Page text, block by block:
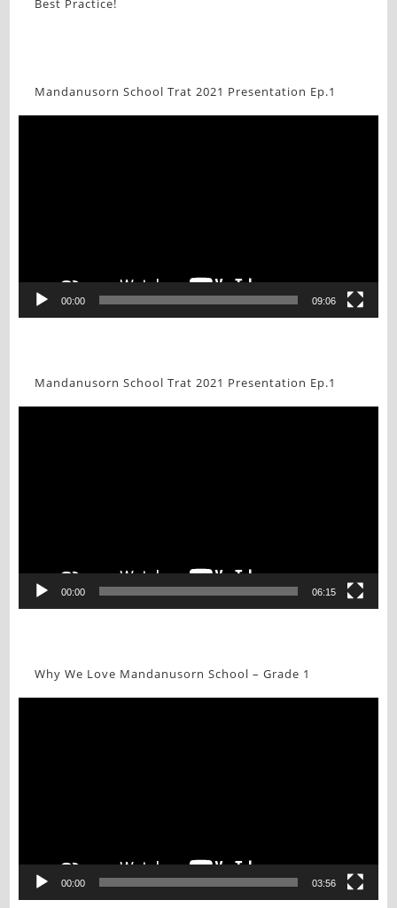
Best Practice!
Mandanusorn School Trat 2021 Presentation Ep.1
00:00 09:06
Mandanusorn School Trat 2021 Presentation Ep.1
00:00 06:15
Why We Love Mandanusorn School – Grade 1
00:00 03:56